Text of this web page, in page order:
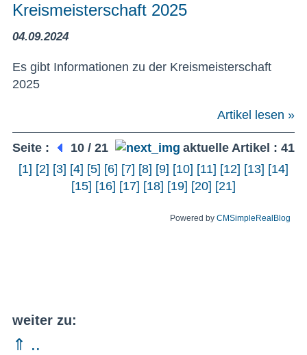
Kreismeisterschaft 2025
04.09.2024
Es gibt Informationen zu der Kreismeisterschaft
2025
Artikel lesen »
aktuelle Artikel : 41
Seite :
10 / 21
[1] [2] [3] [4] [5] [6] [7] [8] [9] [10] [11] [12] [13] [14]
[15] [16] [17] [18] [19] [20] [21]
Powered byCMSimpleRealBlog
weiter zu:
⇑ ..